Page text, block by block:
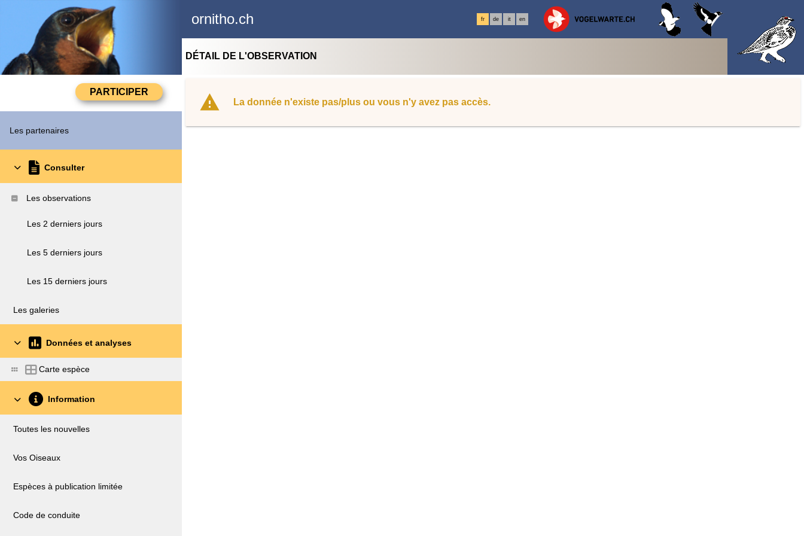
ornitho.ch fr de it en
Les partenaires
Consulter
Les observations
Les 2 derniers jours
Les 5 derniers jours
Les 15 derniers jours
Les galeries
Données et analyses
Carte espèce
Information
Toutes les nouvelles
Vos Oiseaux
Espèces à publication limitée
Code de conduite
DÉTAIL DE L'OBSERVATION
La donnée n'existe pas/plus ou vous n'y avez pas accès.